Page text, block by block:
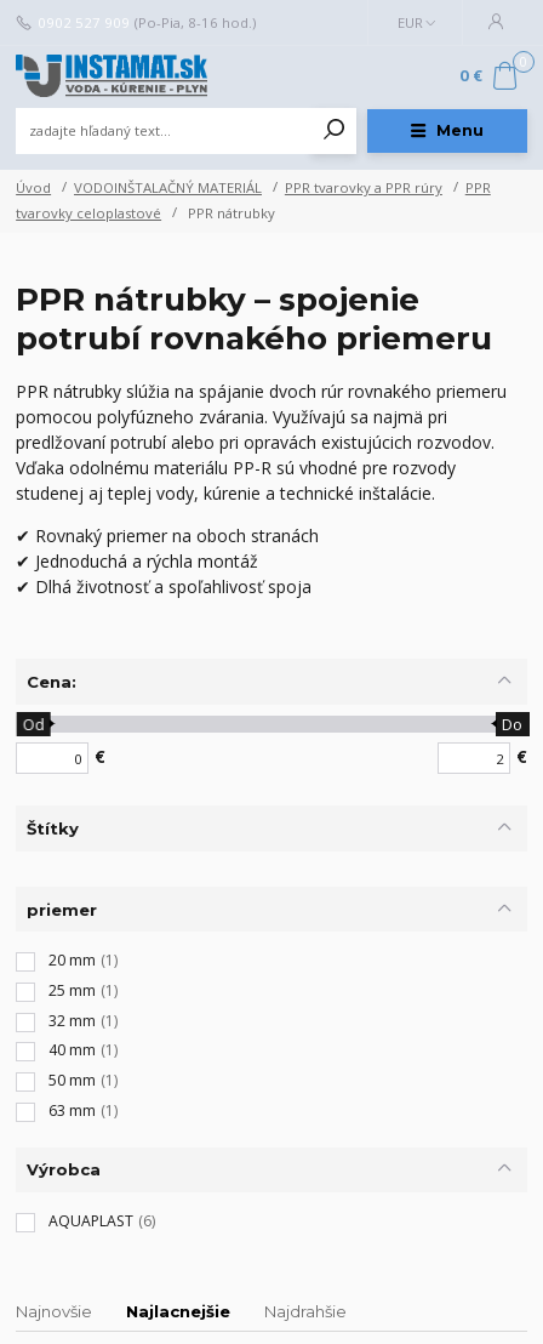
Menu
EUR
0902 527 909 (Po-Pia, 8-16 hod.)
0
0 €
Úvod VODOINŠTALAČNÝ MATERIÁL PPR tvarovky a PPR rúry
PPR
tvarovky celoplastové
PPR nátrubky
PPR nátrubky – spojenie
potrubí rovnakého priemeru
PPR nátrubky slúžia na spájanie dvoch rúr rovnakého priemeru
pomocou polyfúzneho zvárania. Využívajú sa najmä pri
predlžovaní potrubí alebo pri opravách existujúcich rozvodov.
Vďaka odolnému materiálu PP-R sú vhodné pre rozvody
studenej aj teplej vody, kúrenie a technické inštalácie.
✔ Rovnaký priemer na oboch stranách
✔ Jednoduchá a rýchla montáž
✔ Dlhá životnosť a spoľahlivosť spoja
Cena:
€
Od Do
€
Štítky
priemer
20 mm (1)
25 mm (1)
32 mm (1)
40 mm (1)
50 mm (1)
63 mm (1)
Výrobca
AQUAPLAST (6)
Najnovšie Najlacnejšie Najdrahšie